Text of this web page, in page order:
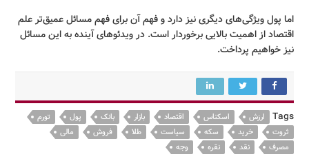
اما پول ویژگی‌های دیگری نیز دارد و فهم آن برای فهم مسائل عمیق‌تر علم
اقتصاد از اهمیت بالایی برخوردار است. در ویدئوهای آینده به این مسائل
نیز خواهیم پرداخت.
Tags ارزش اسکناس اقتصاد بازار بانک پول
تورم
ثروت
خرید سکه سیاست طلا فروش
مالی
مصرف
نقد نقره وجه